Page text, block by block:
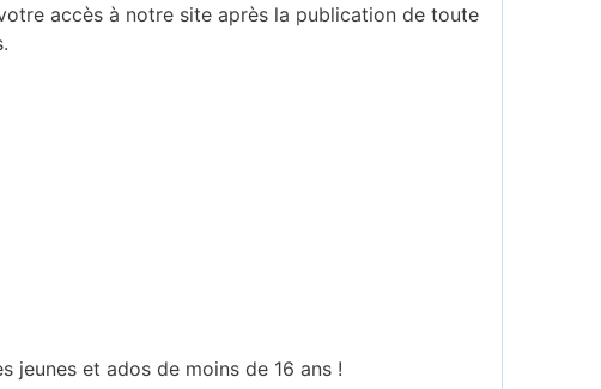
accès à notre site après la publication de toute
jeunes et ados de moins de 16 ans !